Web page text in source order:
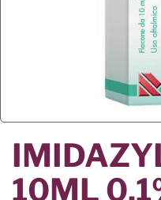
10ML